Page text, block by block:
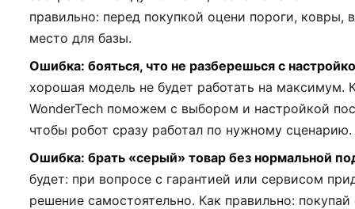
правильно: перед покупкой оцени пороги, ковры,
место для базы.
Ошибка: бояться, что не разберешься с
хорошая модель не будет работать на максимум.
WonderTech поможем с выбором и настройкой
чтобы робот сразу работал по нужному сценарию.
Ошибка: брать «серый» товар без нормальной
будет: при вопросе с гарантией или сервисом
решение самостоятельно. Как правильно: